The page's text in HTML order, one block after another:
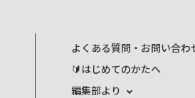
よくある質問・お問い合わ
🔰はじめてのかたへ
編集部より